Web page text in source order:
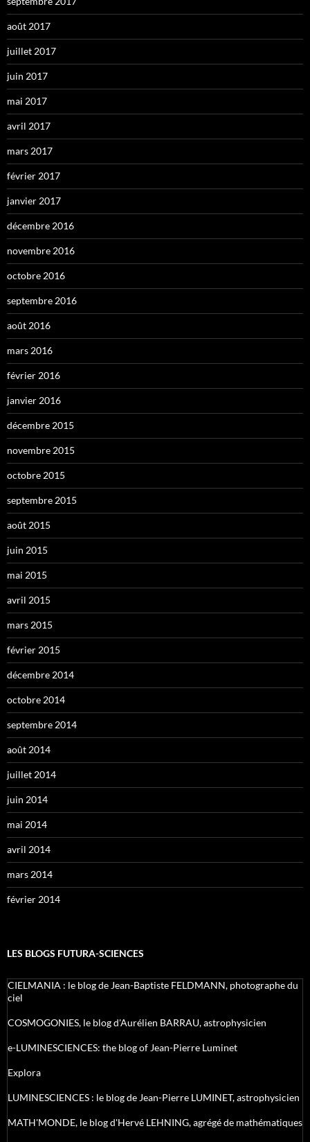
août 2017
juillet 2017
juin 2017
mai 2017
avril 2017
mars 2017
février 2017
janvier 2017
décembre 2016
novembre 2016
octobre 2016
septembre 2016
août 2016
mars 2016
février 2016
janvier 2016
décembre 2015
novembre 2015
octobre 2015
septembre 2015
août 2015
juin 2015
mai 2015
avril 2015
mars 2015
février 2015
décembre 2014
octobre 2014
septembre 2014
août 2014
juillet 2014
juin 2014
mai 2014
avril 2014
mars 2014
février 2014
LES BLOGS FUTURA-SCIENCES
CIELMANIA : le blog de Jean-Baptiste FELDMANN, photographe du
ciel
COSMOGONIES, le blog d'Aurélien BARRAU, astrophysicien
e-LUMINESCIENCES: the blog of Jean-Pierre Luminet
Explora
LUMINESCIENCES : le blog de Jean-Pierre LUMINET, astrophysicien
MATH'MONDE, le blog d'Hervé LEHNING, agrégé de mathématiques